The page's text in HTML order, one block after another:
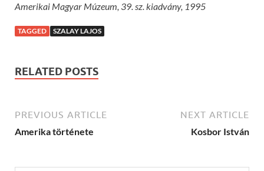
Amerikai Magyar Múzeum, 39. sz. kiadvány, 1995
TAGGED SZALAY LAJOS
RELATED POSTS
PREVIOUS ARTICLE
Amerika története
NEXT ARTICLE
Kosbor István